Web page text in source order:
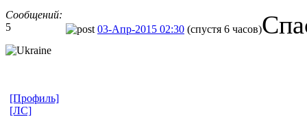
Сообщений:
5
03-Апр-2015 02:30 (спустя 6 часов)
[Профиль]
[ЛС]